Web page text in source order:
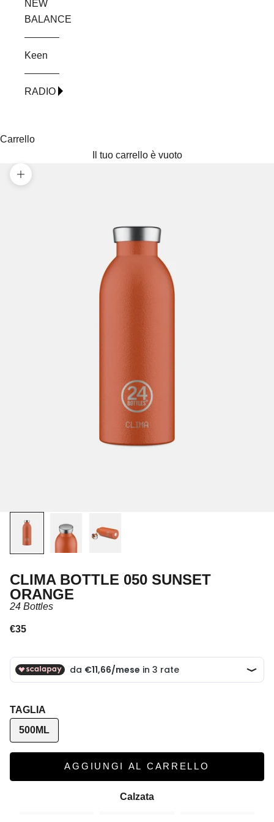
NEW
BALANCE
Keen
RADIO
Carrello
Il tuo carrello è vuoto
Ingrandisci immagine
CLIMA BOTTLE 050 SUNSET
ORANGE
24 Bottles
Prezzo scontato
€35
TAGLIA
500ML
AGGIUNGI AL CARRELLO
Calzata